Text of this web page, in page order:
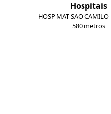
Hospitais
HOSP MAT SAO
580 metros